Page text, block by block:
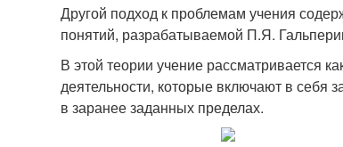
Другой подход к проблемам учения
понятий, разрабатываемой П.Я.
В этой теории учение рассматривается
деятельности, которые включают в себя
в заранее заданных пределах.